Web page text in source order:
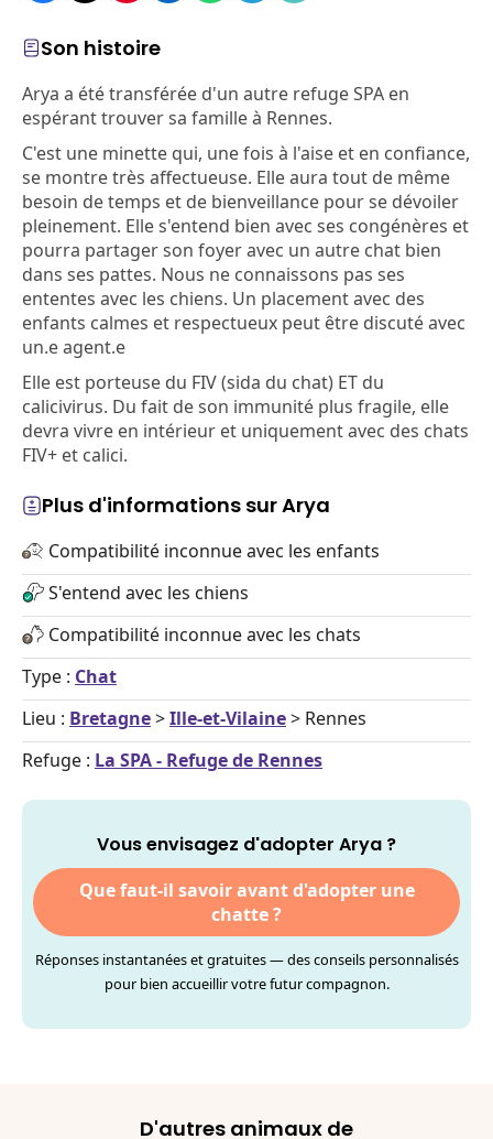
Son histoire
Arya a été transférée d'un autre refuge SPA en
espérant trouver sa famille à Rennes.
C'est une minette qui, une fois à l'aise et en confiance,
se montre très affectueuse. Elle aura tout de même
besoin de temps et de bienveillance pour se dévoiler
pleinement. Elle s'entend bien avec ses congénères et
pourra partager son foyer avec un autre chat bien
dans ses pattes. Nous ne connaissons pas ses
ententes avec les chiens. Un placement avec des
enfants calmes et respectueux peut être discuté avec
un.e agent.e
Elle est porteuse du FIV (sida du chat) ET du
calicivirus. Du fait de son immunité plus fragile, elle
devra vivre en intérieur et uniquement avec des chats
FIV+ et calici.
Plus d'informations sur Arya
Compatibilité inconnue avec les enfants
S'entend avec les chiens
Compatibilité inconnue avec les chats
Type : Chat
Lieu : Bretagne>Ille-et-Vilaine> Rennes
Refuge : La SPA - Refuge de Rennes
Vous envisagez d'adopter Arya ?
Que faut-il savoir avant d'adopter une
chatte ?
Réponses instantanées et gratuites — des conseils personnalisés
pour bien accueillir votre futur compagnon.
D'autres animaux de